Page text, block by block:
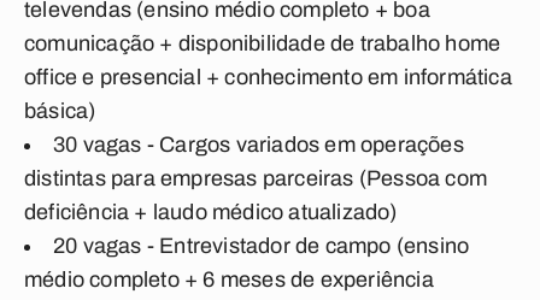
televendas (ensino médio completo + boa
comunicação + disponibilidade de trabalho home
office e presencial + conhecimento em informática
básica)
30 vagas - Cargos variados em operações
distintas para empresas parceiras (Pessoa com
deficiência + laudo médico atualizado)
20 vagas - Entrevistador de campo (ensino
médio completo + 6 meses de experiência